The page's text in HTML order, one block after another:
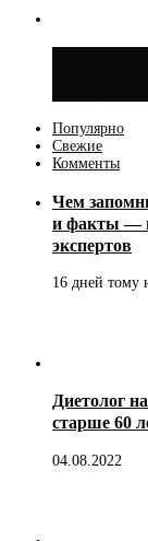
Популярно
Свежие
Комменты
Чем
и факты —
экспертов
16 дней тому
Диетолог
старше 60
04.08.2022